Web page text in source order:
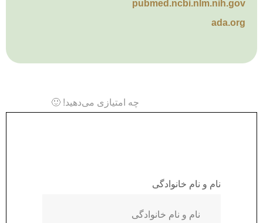
pubmed.ncbi.nlm.nih.gov
ada.org
چه امتیازی می‌دهید! 🙂
نام و نام خانوادگی